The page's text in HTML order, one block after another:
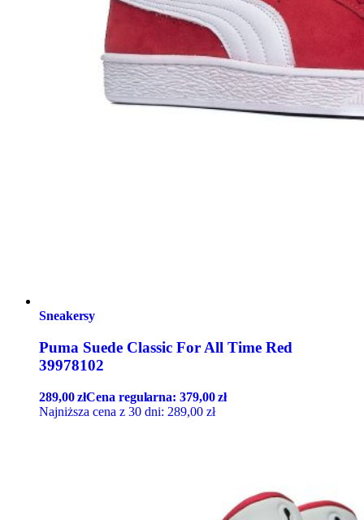
Sneakersy
Puma Suede Classic For All Time Red
39978102
289,00złCena regularna:379,00zł
Najniższa cena z 30 dni: 289,00 zł